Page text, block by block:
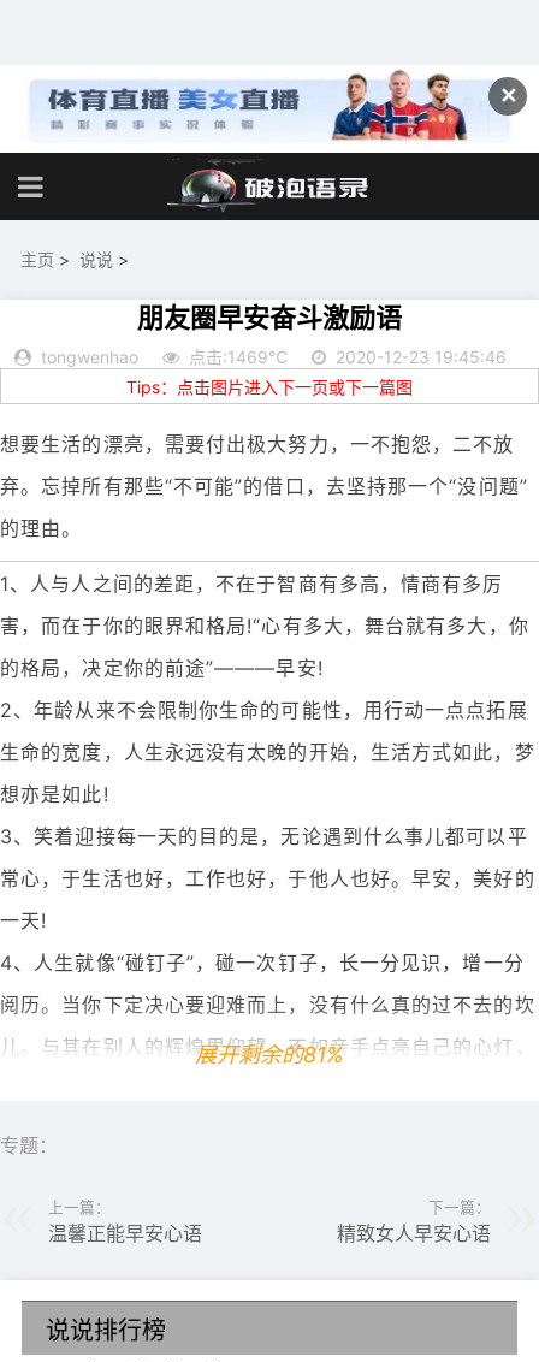
✕
主页 > 说说 >
朋友圈早安奋斗激励语
tongwenhao 点击:1469℃
2020-12-23 19:45:46
Tips：点击图片进入下一页或下一篇图
想要生活的漂亮，需要付出极大努力，一不抱怨，二不放
弃。忘掉所有那些“不可能”的借口，去坚持那一个“没问题”
的理由。
1、人与人之间的差距，不在于智商有多高，情商有多厉
害，而在于你的眼界和格局!“心有多大，舞台就有多大，你
的格局，决定你的前途”———早安!
2、年龄从来不会限制你生命的可能性，用行动一点点拓展
生命的宽度，人生永远没有太晚的开始，生活方式如此，梦
想亦是如此!
3、笑着迎接每一天的目的是，无论遇到什么事儿都可以平
常心，于生活也好，工作也好，于他人也好。早安，美好的
一天!
4、人生就像“碰钉子”，碰一次钉子，长一分见识，增一分
阅历。当你下定决心要迎难而上，没有什么真的过不去的坎
儿。与其在别人的辉煌里仰望，不如亲手点亮自己的心灯，
5、别去计较你现在付出了什么，别去怀疑你现在有没有收
果，都会在你未来的时光给你最优美的答案!早安!加油!
展开剩余的81%
专题：
上一篇：
温馨正能早安心语
下一篇：
精致女人早安心语
说说排行榜